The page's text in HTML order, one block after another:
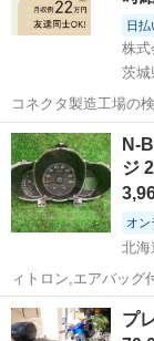
日払
株式
茨城
コネクタ製造工場の
日128日★クリーンル
★就業先食堂利用可！
工場のお仕事 ◇コネ
茨城 常陸大宮市
N-
ジ
オン
北海
ィトロン,エアバッグ
名…
北海道 石狩市
プ